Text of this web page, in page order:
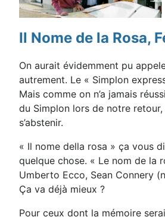
Il Nome de la Rosa,
On aurait évidemment pu
autrement. Le « Simplon
Mais comme on n’a jamais
du Simplon lors de notre
s’abstenir.
« Il nome della rosa » ça vous
quelque chose. « Le nom de la
Umberto Ecco, Sean Connery
Ça va déjà mieux ?
Pour ceux dont la mémoire